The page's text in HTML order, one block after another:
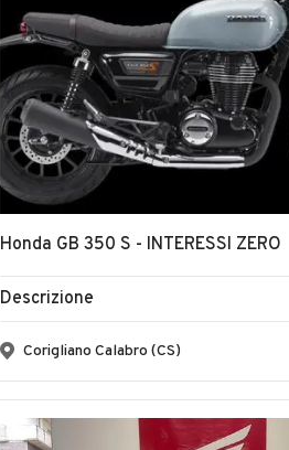
Honda GB 350 S - INTERESSI ZERO
Descrizione
Corigliano Calabro (CS)